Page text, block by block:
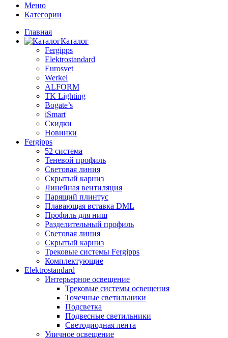
Меню
Категории
Главная
Каталог
Fergipps
Elektrostandard
Eurosvet
Werkel
ALFORM
TK Lighting
Bogate’s
iSmart
Скидки
Новинки
Fergipps
52 система
Теневой профиль
Световая линия
Скрытый карниз
Линейная вентиляция
Парящий плинтус
Плавающая вставка DML
Профиль для ниш
Разделительный профиль
Световая линия
Скрытый карниз
Трековые системы Fergipps
Комплектующие
Elektrostandard
Интерьерное освещение
Трековые системы освещения
Точечные светильники
Подсветка
Подвесные светильники
Светодиодная лента
Уличное освещение